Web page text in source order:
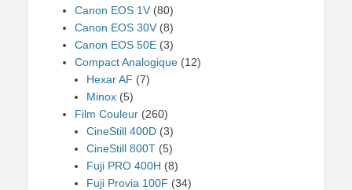
Canon EOS 1V (80)
Canon EOS 30V (8)
Canon EOS 50E (3)
Compact Analogique (12)
Hexar AF (7)
Minox (5)
Film Couleur (260)
CineStill 400D (3)
CineStill 800T (5)
Fuji PRO 400H (8)
Fuji Provia 100F (34)